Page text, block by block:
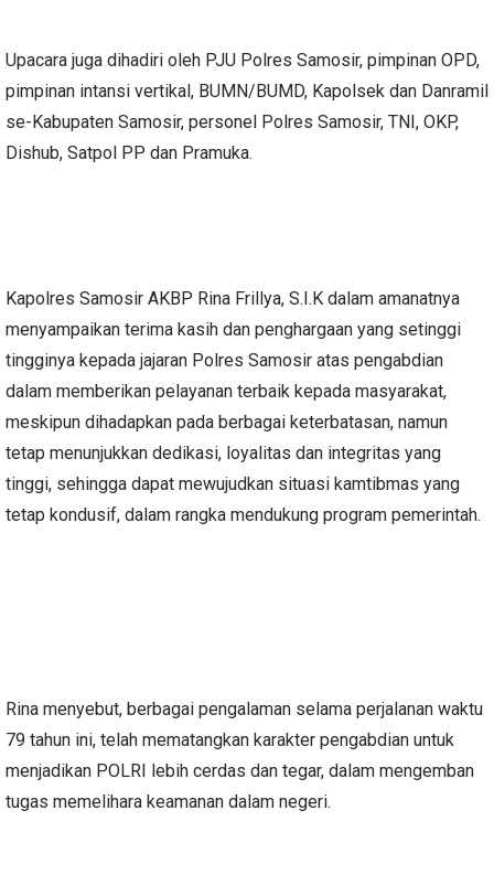
Upacara juga dihadiri oleh PJU Polres Samosir, pimpinan OPD,
pimpinan intansi vertikal, BUMN/BUMD, Kapolsek dan Danramil
se-Kabupaten Samosir, personel Polres Samosir, TNI, OKP,
Dishub, Satpol PP dan Pramuka.
Kapolres Samosir AKBP Rina Frillya, S.I.K dalam amanatnya
menyampaikan terima kasih dan penghargaan yang setinggi
tingginya kepada jajaran Polres Samosir atas pengabdian
dalam memberikan pelayanan terbaik kepada masyarakat,
meskipun dihadapkan pada berbagai keterbatasan, namun
tetap menunjukkan dedikasi, loyalitas dan integritas yang
tinggi, sehingga dapat mewujudkan situasi kamtibmas yang
tetap kondusif, dalam rangka mendukung program pemerintah.
Rina menyebut, berbagai pengalaman selama perjalanan waktu
79 tahun ini, telah mematangkan karakter pengabdian untuk
menjadikan POLRI lebih cerdas dan tegar, dalam mengemban
tugas memelihara keamanan dalam negeri.